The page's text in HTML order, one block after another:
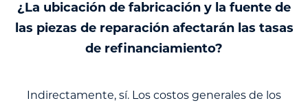
¿La ubicación de fabricación y la fuente de
las piezas de reparación afectarán las tasas
de refinanciamiento?
Indirectamente, sí. Los costos generales de los